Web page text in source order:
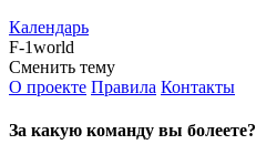
Календарь
F-1world
Сменить тему
О проекте Правила Контакты
За какую команду вы болеете?